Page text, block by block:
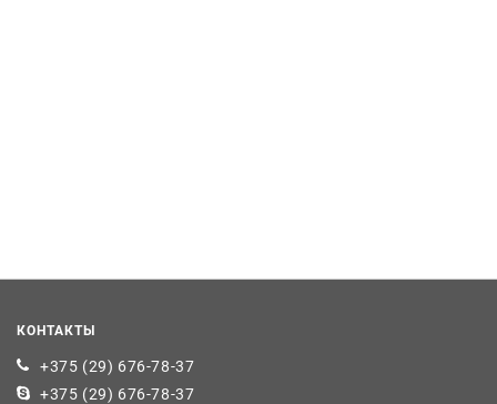
КОНТАКТЫ
+375 (29) 676-78-37
+375 (29) 676-78-37